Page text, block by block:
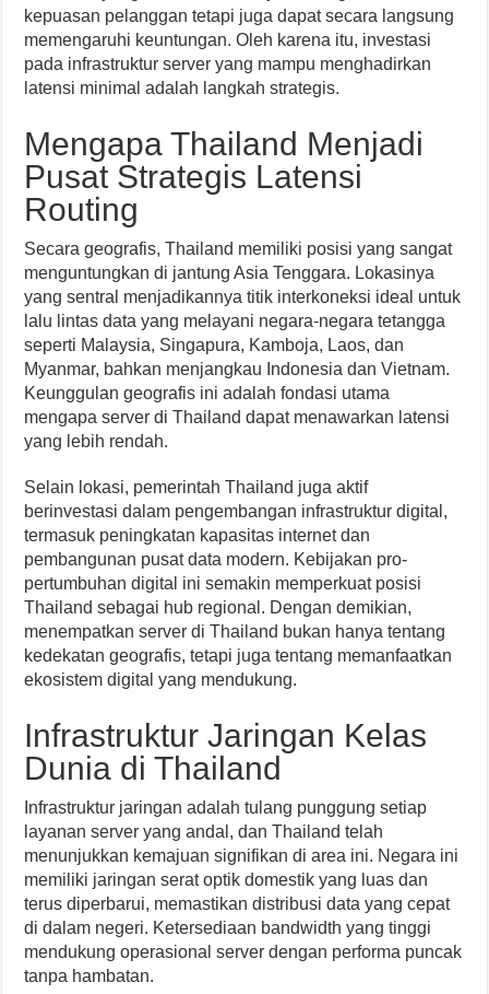
kepuasan pelanggan tetapi juga dapat secara langsung
memengaruhi keuntungan. Oleh karena itu, investasi
pada infrastruktur server yang mampu menghadirkan
latensi minimal adalah langkah strategis.
Mengapa Thailand Menjadi
Pusat Strategis Latensi
Routing
Secara geografis, Thailand memiliki posisi yang sangat
menguntungkan di jantung Asia Tenggara. Lokasinya
yang sentral menjadikannya titik interkoneksi ideal untuk
lalu lintas data yang melayani negara-negara tetangga
seperti Malaysia, Singapura, Kamboja, Laos, dan
Myanmar, bahkan menjangkau Indonesia dan Vietnam.
Keunggulan geografis ini adalah fondasi utama
mengapa server di Thailand dapat menawarkan latensi
yang lebih rendah.
Selain lokasi, pemerintah Thailand juga aktif
berinvestasi dalam pengembangan infrastruktur digital,
termasuk peningkatan kapasitas internet dan
pembangunan pusat data modern. Kebijakan pro-
pertumbuhan digital ini semakin memperkuat posisi
Thailand sebagai hub regional. Dengan demikian,
menempatkan server di Thailand bukan hanya tentang
kedekatan geografis, tetapi juga tentang memanfaatkan
ekosistem digital yang mendukung.
Infrastruktur Jaringan Kelas
Dunia di Thailand
Infrastruktur jaringan adalah tulang punggung setiap
layanan server yang andal, dan Thailand telah
menunjukkan kemajuan signifikan di area ini. Negara ini
memiliki jaringan serat optik domestik yang luas dan
terus diperbarui, memastikan distribusi data yang cepat
di dalam negeri. Ketersediaan bandwidth yang tinggi
mendukung operasional server dengan performa puncak
tanpa hambatan.